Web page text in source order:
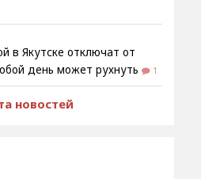
в Якутске отключат от
день может рухнуть
1
новостей